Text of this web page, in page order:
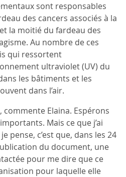
sont responsables
des cancers associés à la
la moitié du fardeau des
Au nombre de ces
qui ressortent
ultraviolet (UV) du
les bâtiments et les
dans l’air.
commente Elaina. Espérons
Mais ce que j’ai
pense, c’est que, dans les 24
du document, une
pour me dire que ce
pour laquelle elle